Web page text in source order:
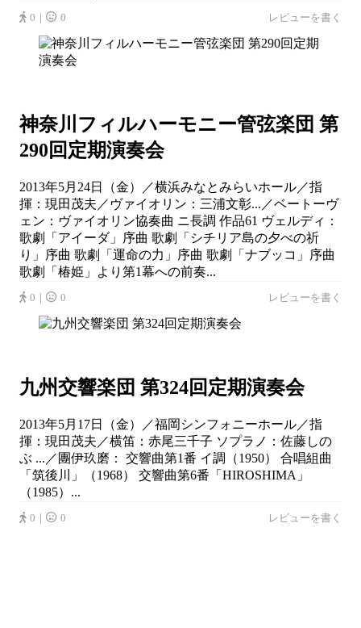
0｜ 0 レビューを書く
神奈川フィルハーモニー管弦楽団 第
290回定期演奏会
2013年5月24日（金）／横浜みなとみらいホール／指
揮：現田茂夫／ヴァイオリン：三浦文彰...／ベートーヴ
ェン：ヴァイオリン協奏曲 ニ長調 作品61 ヴェルディ：
歌劇「アイーダ」序曲 歌劇「シチリア島の夕べの祈
り」序曲 歌劇「運命の力」序曲 歌劇「ナブッコ」序曲
歌劇「椿姫」より第1幕への前奏...
0｜ 0 レビューを書く
九州交響楽団 第324回定期演奏会
2013年5月17日（金）／福岡シンフォニーホール／指
揮：現田茂夫／横笛：赤尾三千子 ソプラノ：佐藤しの
ぶ ...／團伊玖磨： 交響曲第1番 イ調（1950） 合唱組曲
「筑後川」（1968） 交響曲第6番「HIROSHIMA」
（1985）...
0｜ 0 レビューを書く